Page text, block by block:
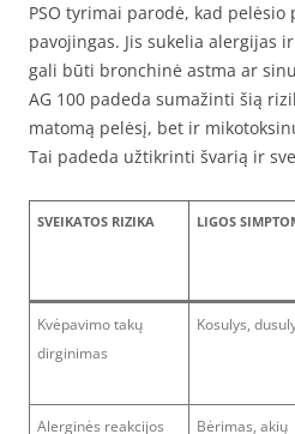
PSO tyrimai parodė, kad pelėsio
pavojingas. Jis sukelia alergijas
gali būti bronchinė astma ar
AG 100 padeda sumažinti šią
matomą pelėsį, bet ir
Tai padeda užtikrinti švarią ir
SVEIKATOS RIZIKA LIGOS
Kvėpavimo takų
dirginimas
Kosulys,
Alerginės reakcijos
Bėrimas, akių